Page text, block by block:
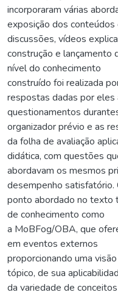
incorporaram várias
exposição dos
discussões, vídeos
construção e
nível do conhecimento
construído foi realizada
respostas dadas por eles
questionamentos
organizador prévio e as
da folha de avaliação
didática, com questões
abordavam os mesmos
desempenho satisfatório.
ponto abordado no texto
de conhecimento como
a MoBFog/OBA, que
em eventos externos
proporcionando uma
tópico, de sua
da variedade de